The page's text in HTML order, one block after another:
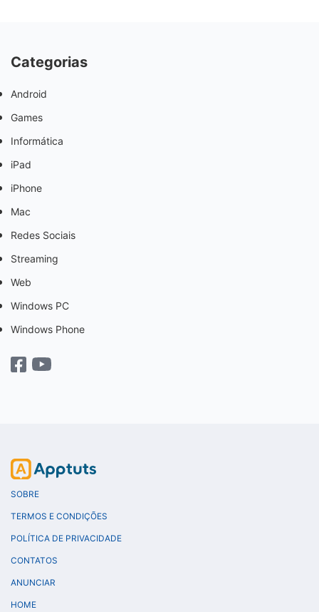
Categorias
Android
Games
Informática
iPad
iPhone
Mac
Redes Sociais
Streaming
Web
Windows PC
Windows Phone
SOBRE
TERMOS E CONDIÇÕES
POLÍTICA DE PRIVACIDADE
CONTATOS
ANUNCIAR
HOME